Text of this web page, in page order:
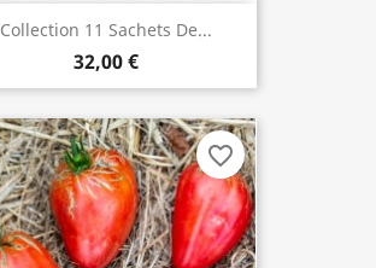
Collection 11 Sachets De...
32,00 €
favorite_border